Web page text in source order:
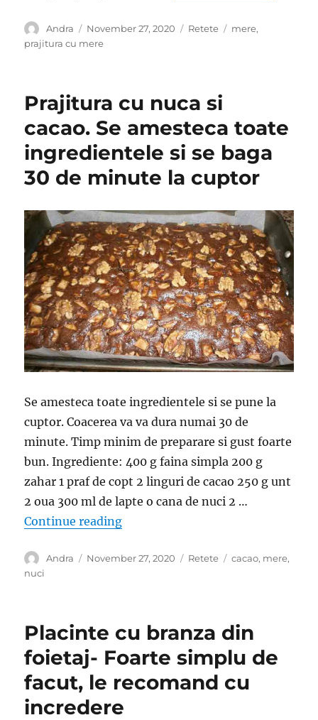
Author
Andra
Posted
on
November 27, 2020 Categories
Retete Tags
mere,
prajitura cu mere
Prajitura cu nuca si
cacao. Se amesteca toate
ingredientele si se baga
30 de minute la cuptor
Se amesteca toate ingredientele si se pune la
cuptor. Coacerea va va dura numai 30 de
minute. Timp minim de preparare si gust foarte
bun. Ingrediente: 400 g faina simpla 200 g
zahar 1 praf de copt 2 linguri de cacao 250 g unt
2 oua 300 ml de lapte o cana de nuci 2 …
Continue reading“Prajitura cu nuca si cacao. Se
Author
Andra
Posted
November 27, 2020 Categories
Retete Tags
cacao, mere,
nuci
Placinte cu branza din
foietaj- Foarte simplu de
facut, le recomand cu
incredere